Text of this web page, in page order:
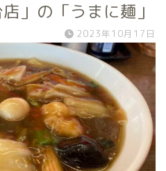
」の「うまに麺」
2023年10月17日